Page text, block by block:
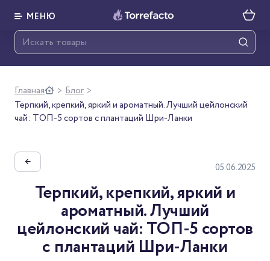
МЕНЮ
Главная > Блог >
Терпкий, крепкий, яркий и ароматный. Лучший цейлонский
чай: ТОП-5 сортов с плантаций Шри-Ланки
← 05.06.2025
Терпкий, крепкий, яркий и
ароматный. Лучший
цейлонский чай: ТОП-5 сортов
с плантаций Шри-Ланки